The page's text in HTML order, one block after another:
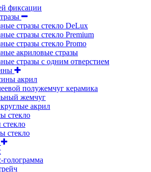
фиксации
стразы стекло DeLux
стразы стекло Premium
стразы стекло Promo
акриловые стразы
стразы с одним отверстием
акрил
полужемчуг керамика
жемчуг
акрил
стекло
стекло
голограмма